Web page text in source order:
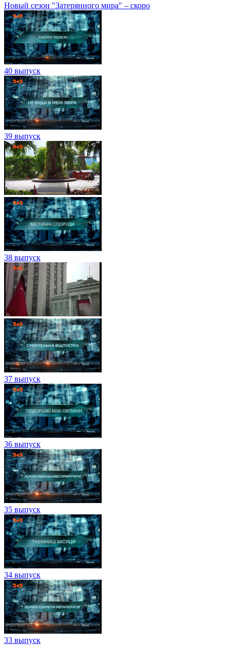
Новый сезон "Затерянного мира" – скоро
40 выпуск
39 выпуск
38 выпуск
37 выпуск
36 выпуск
35 выпуск
34 выпуск
33 выпуск